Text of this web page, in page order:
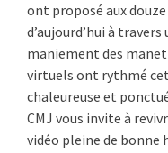
ont proposé aux
d’aujourd’hui à
maniement des
virtuels ont rythmé
chaleureuse et
CMJ vous invite à
vidéo pleine de bonne